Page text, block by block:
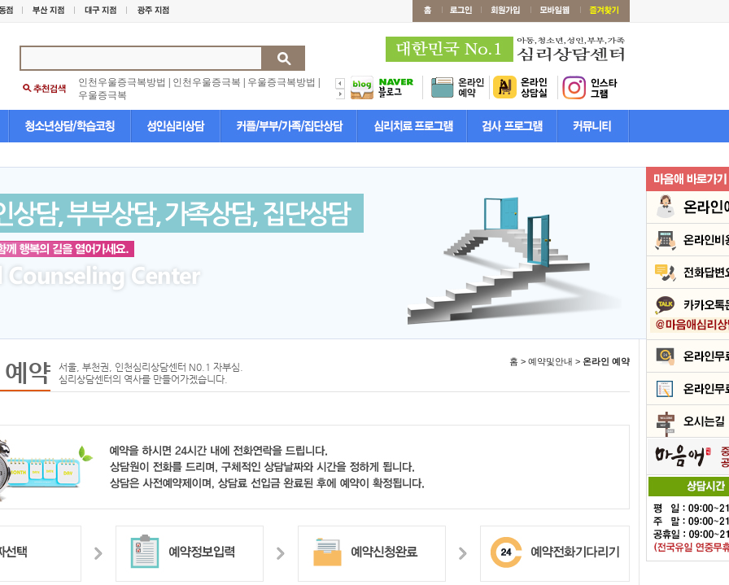
인천우울증극복방법 인천우울증극복 우울증극복방법
우울증극복
약
서울, 부천권, 인천심리상담센터 N0.1 자부심.
심리상담센터의 역사를 만들어가겠습니다.
홈 > 예약및안내 > 온라인 예약